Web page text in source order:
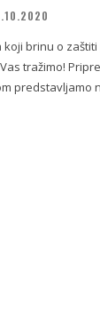
brinu o
tražimo!
predstavljamo